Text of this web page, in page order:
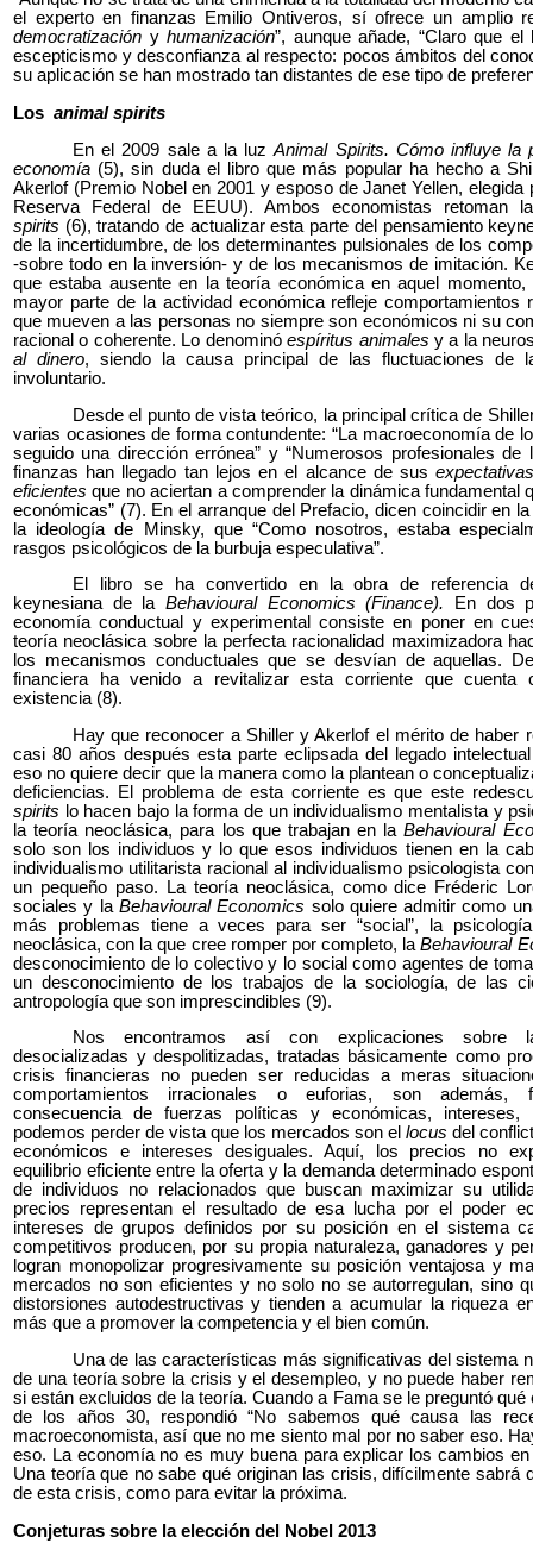
el experto en finanzas Emilio Ontiveros, sí ofrece un amplio
democratización yhumanización”, aunque añade, “Claro que
escepticismo y desconfianza al respecto: pocos ámbitos del
su aplicación se han mostrado tan distantes de ese tipo de
Los animal spirits
En el 2009 sale a la luzAnimal Spirits. Cómo influye la
economía (5), sin duda el libro que más popular ha hecho a
Akerlof (Premio Nobel en 2001 y esposo de Janet Yellen, elegida
Reserva Federal de EEUU). Ambos economistas
spirits (6), tratando de actualizar esta parte del pensamiento
de la incertidumbre, de los determinantes pulsionales de los
-sobre todo en la inversión- y de los mecanismos de imitación.
que estaba ausente en la teoría económica en aquel
mayor parte de la actividad económica refleje comportamientos
que mueven a las personas no siempre son económicos ni su
racional o coherente. Lo denominóespíritus animales y a la
al dinero, siendo la causa principal de las fluctuaciones de
involuntario.
Desde el punto de vista teórico, la principal crítica de
varias ocasiones de forma contundente: “La macroeconomía de
seguido una dirección errónea” y “Numerosos profesionales
finanzas han llegado tan lejos en el alcance de sus
eficientes que no aciertan a comprender la dinámica fundamental
económicas” (7). En el arranque del Prefacio, dicen coincidir en
la ideología de Minsky, que “Como nosotros, estaba
rasgos psicológicos de la burbuja especulativa”.
El libro se ha convertido en la obra de referencia
keynesiana de la Behavioural Economics (Finance). En dos
economía conductual y experimental consiste en poner en
teoría neoclásica sobre la perfecta racionalidad maximizadora
los mecanismos conductuales que se desvían de aquellas.
financiera ha venido a revitalizar esta corriente que cuenta
existencia (8).
Hay que reconocer a Shiller y Akerlof el mérito de haber
casi 80 años después esta parte eclipsada del legado
eso no quiere decir que la manera como la plantean o
deficiencias. El problema de esta corriente es que este
spirits lo hacen bajo la forma de un individualismo mentalista y
la teoría neoclásica, para los que trabajan en laBehavioural
solo son los individuos y lo que esos individuos tienen en la
individualismo utilitarista racional al individualismo psicologista
un pequeño paso. La teoría neoclásica, como dice Fréderic
sociales y la Behavioural Economics solo quiere admitir como
más problemas tiene a veces para ser “social”, la
neoclásica, con la que cree romper por completo, laBehavioural
desconocimiento de lo colectivo y lo social como agentes de
un desconocimiento de los trabajos de la sociología, de las
antropología que son imprescindibles (9).
Nos encontramos así con explicaciones sobre
desocializadas y despolitizadas, tratadas básicamente como
crisis financieras no pueden ser reducidas a meras
comportamientos irracionales o euforias, son además,
consecuencia de fuerzas políticas y económicas,
podemos perder de vista que los mercados son el locus del
económicos e intereses desiguales. Aquí, los precios no
equilibrio eficiente entre la oferta y la demanda determinado
de individuos no relacionados que buscan maximizar su
precios representan el resultado de esa lucha por el poder
intereses de grupos definidos por su posición en el sistema
competitivos producen, por su propia naturaleza, ganadores y
logran monopolizar progresivamente su posición ventajosa y
mercados no son eficientes y no solo no se autorregulan, sino
distorsiones autodestructivas y tienden a acumular la riqueza
más que a promover la competencia y el bien común.
Una de las características más significativas del sistema
de una teoría sobre la crisis y el desempleo, y no puede haber
si están excluidos de la teoría. Cuando a Fama se le preguntó
de los años 30, respondió “No sabemos qué causa las
macroeconomista, así que no me siento mal por no saber eso.
eso. La economía no es muy buena para explicar los cambios en
Una teoría que no sabe qué originan las crisis, difícilmente sabrá
de esta crisis, como para evitar la próxima.
Conjeturas sobre la elección del Nobel 2013